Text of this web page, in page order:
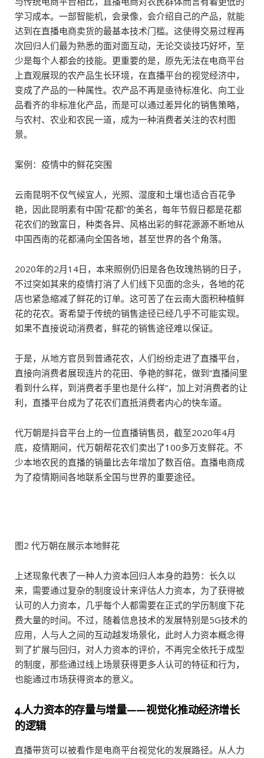
学习成本。一部智能机，会录像，会介绍自己的产品，就能
达到在直播电商卖货的最基本技术门槛。这使得交易过程再
次回归人们最为熟悉的面对面互动，无论交谈技巧好坏，至
少是每个人都会的技能。更重要的是，原先无法在电商平台
上直观展现的农产品生长环境，在直播平台的视觉经济中，
变成了产品的一种属性。农产品不再是亟待标准化、向工业
品看齐的非标准化产品，而是可以通过差异化的销售策略，
与农村、农业和农民一道，成为一种消费者关注的农村图
景。
案例：疫情中的鲜花突围
云南昆明不仅气候宜人，光照、湿度和土壤也适合百花争
艳，因此昆明素有中国“花都”的美名，每年节假日都是花都
花农们的致富日，种类各异、风格出彩的鲜花源源不断地从
中国西南的花都涌向全国各地，甚至世界的各个角落。
2020年的2月14日，本来照例仍旧是各色玫瑰热销的日子，
不过突如其来的疫情打消了人们线下见面的念头，各地的花
店也紧急缩减了鲜花的订单。这可苦了在云南大面积种植鲜
花的花农。寄希望于传统的销售途径已经几乎不可能实现。
如果不直接说动消费者，鲜花的销售途径难以保证。
于是，从地方官员到普通花农，人们纷纷走进了直播平台，
直接向消费者展现连片的花田、争艳的鲜花，做到“直播间里
看到什么样，到消费者手里也是什么样”，加上对消费者的让
利，直播平台成为了花农们直抵消费者内心的快车道。
代万朝是抖音平台上的一位直播销售员，截至2020年4月
底，疫情期间，代万朝帮花农们卖出了100多万支鲜花。不
少本地农民的直播的销量比去年增加了数百倍。直播电商成
为了疫情期间各地联系全国与世界的重要途径。
图2 代万朝在展示本地鲜花
上述现象代表了一种人力资本回归人本身的趋势：长久以
来，需要通过复杂的制度设计来评估人力资本，为了获得被
认可的人力资本，几乎每个人都需要在正式的学历制度下花
费大量的时间。不过，随着信息技术的发展特别是5G技术的
应用，人与人之间的互动越发场景化，此时人力资本概念得
到了扩展与回归，对人力资本的评价，不再完全依托于成型
的制度，那些通过线上场景获得更多人认可的特征和行为，
也能通过市场获得资本的意义。
4.人力资本的存量与增量——视觉化推动经济增长
的逻辑
直播带货可以被看作是电商平台视觉化的发展路径。从人力